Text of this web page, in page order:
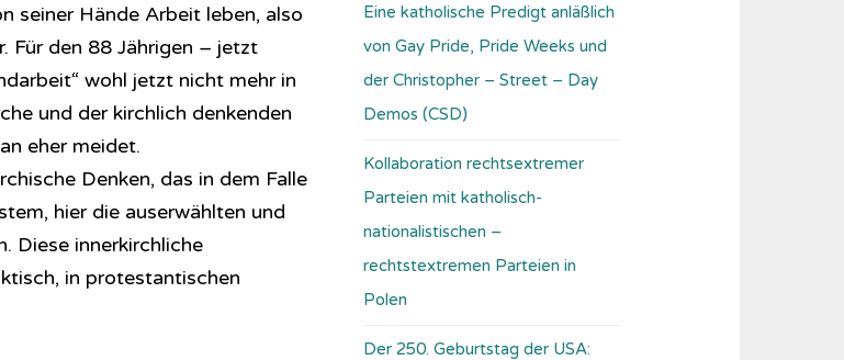
seiner Hände Arbeit leben, also
Für den 88 Jährigen – jetzt
wohl jetzt nicht mehr in
und der kirchlich denkenden
eher meidet.
Denken, das in dem Falle
hier die auserwählten und
Diese innerkirchliche
in protestantischen
Eine katholische Predigt anläßlich
von Gay Pride, Pride Weeks und
der Christopher – Street – Day
Demos (CSD)
Kollaboration rechtsextremer
Parteien mit katholisch-
nationalistischen –
rechtstextremen Parteien in
Polen
Der 250. Geburtstag der USA: